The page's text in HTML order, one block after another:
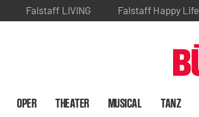
Falstaff LIVING Falstaff Happy Life
OPER THEATER MUSICAL TANZ